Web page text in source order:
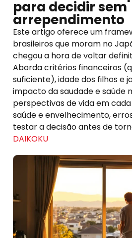
para decidir sem
arrependimento
Este artigo oferece um
brasileiros que moram no
chegou a hora de voltar
Aborda critérios financeiros
suficiente), idade dos filhos e
impacto da saudade e saúde
perspectivas de vida em
saúde e envelhecimento,
testar a decisão antes de
DAIKOKU